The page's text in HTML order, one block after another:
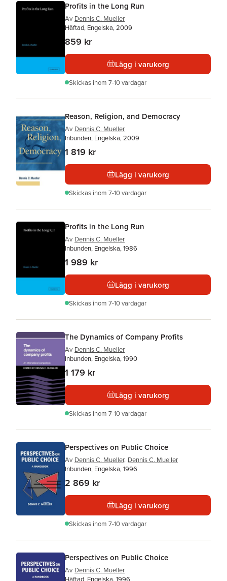
Profits in the Long Run
Av Dennis C. Mueller
Häftad, Engelska, 2009
859 kr
Lägg i varukorg
Skickas inom 7-10 vardagar
Reason, Religion, and Democracy
Av Dennis C. Mueller
Inbunden, Engelska, 2009
1 819 kr
Lägg i varukorg
Skickas inom 7-10 vardagar
Profits in the Long Run
Av Dennis C. Mueller
Inbunden, Engelska, 1986
1 989 kr
Lägg i varukorg
Skickas inom 7-10 vardagar
The Dynamics of Company Profits
Av Dennis C. Mueller
Inbunden, Engelska, 1990
1 179 kr
Lägg i varukorg
Skickas inom 7-10 vardagar
Perspectives on Public Choice
Av Dennis C. Mueller, Dennis C. Mueller
Inbunden, Engelska, 1996
2 869 kr
Lägg i varukorg
Skickas inom 7-10 vardagar
Perspectives on Public Choice
Av Dennis C. Mueller
Häftad, Engelska, 1996